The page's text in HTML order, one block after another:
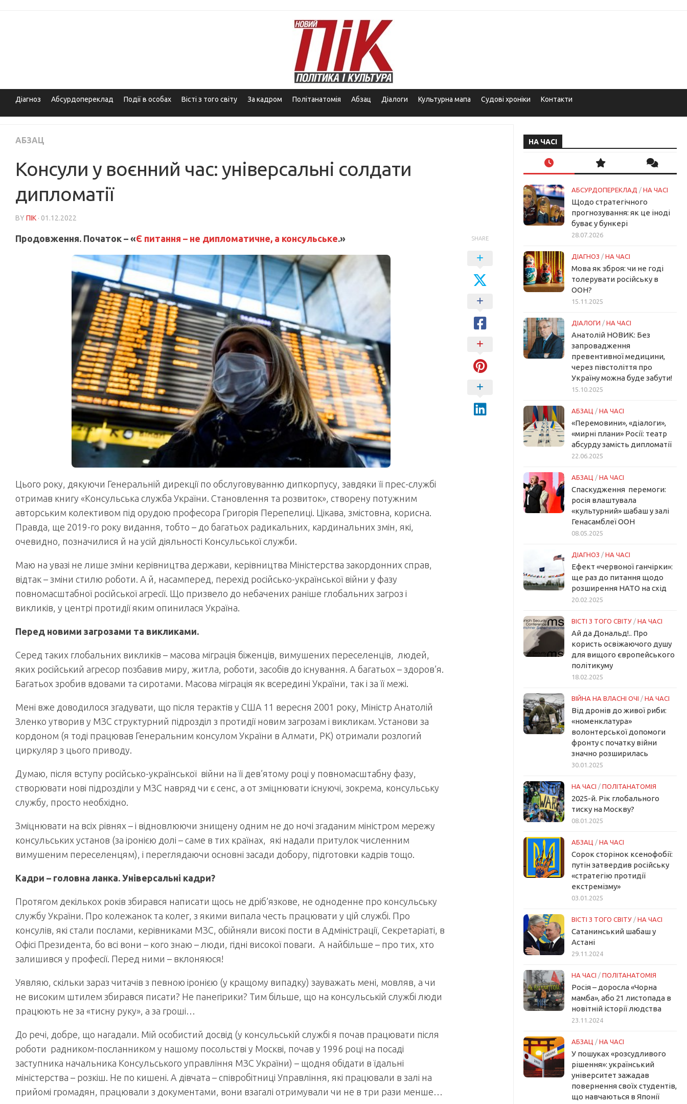
Діагноз Абсурдопереклад Події в особах Вісті з того світу За кадром Політанатомія Абзац Діалоги Культурна мапа Судові хроніки Контакти
АБЗАЦ
Консули у воєнний час: універсальні солдати
дипломатії
BY ПІК · 01.12.2022
Продовження. Початок – «Є питання – не дипломатичне, а консульське.»
Цього року, дякуючи Генеральній дирекції по обслуговуванню дипкорпусу, завдяки її прес-службі
отримав книгу «Консульська служба України. Становлення та розвиток», створену потужним
авторським колективом під орудою професора Григорія Перепелиці. Цікава, змістовна, корисна.
Правда, ще 2019-го року видання, тобто – до багатьох радикальних, кардинальних змін, які,
очевидно, позначилися й на усій діяльності Консульської служби.
Маю на увазі не лише зміни керівництва держави, керівництва Міністерства закордонних справ,
відтак – зміни стилю роботи. А й, насамперед, перехід російсько-української війни у фазу
повномасштабної російської агресії. Що призвело до небачених раніше глобальних загроз і
викликів, у центрі протидії яким опинилася Україна.
Перед новими загрозами та викликами.
Серед таких глобальних викликів – масова міграція біженців, вимушених переселенців, людей,
яких російський агресор позбавив миру, житла, роботи, засобів до існування. А багатьох – здоров’я.
Багатьох зробив вдовами та сиротами. Масова міграція як всередині України, так і за її межі.
Мені вже доводилося згадувати, що після терактів у США 11 вересня 2001 року, Міністр Анатолій
Зленко утворив у МЗС структурний підрозділ з протидії новим загрозам і викликам. Установи за
кордоном (я тоді працював Генеральним консулом України в Алмати, РК) отримали розлогий
циркуляр з цього приводу.
Думаю, після вступу російсько-української війни на її дев’ятому році у повномасштабну фазу,
створювати нові підрозділи у МЗС навряд чи є сенс, а от зміцнювати існуючі, зокрема, консульську
службу, просто необхідно.
Зміцнювати на всіх рівнях – і відновлюючи знищену одним не до ночі згаданим міністром мережу
консульських установ (за іронією долі – саме в тих країнах, які надали притулок численним
вимушеним переселенцям), і переглядаючи основні засади добору, підготовки кадрів тощо.
Кадри – головна ланка. Універсальні кадри?
Протягом декількох років збирався написати щось не дріб’язкове, не одноденне про консульську
службу України. Про колежанок та колег, з якими випала честь працювати у цій службі. Про
консулів, які стали послами, керівниками МЗС, обійняли високі пости в Адміністрації, Секретаріаті, в
Офісі Президента, бо всі вони – кого знаю – люди, гідні високої поваги. А найбільше – про тих, хто
залишився у професії. Перед ними – вклоняюся!
Уявляю, скільки зараз читачів з певною іронією (у кращому випадку) зауважать мені, мовляв, а чи
не високим штилем збирався писати? Не панегірики? Тим більше, що на консульській службі люди
працюють не за «тисну руку», а за гроші…
До речі, добре, що нагадали. Мій особистий досвід (у консульській службі я почав працювати після
роботи радником-посланником у нашому посольстві у Москві, почав у 1996 році на посаді
заступника начальника Консульського управління МЗС України) – щодня обідати в їдальні
міністерства – розкіш. Не по кишені. А дівчата – співробітниці Управління, які працювали в залі на
прийомі громадян, працювали з документами, вони взагалі отримували чи не в три рази менше…
SHARE
НА ЧАСІ
АБСУРДОПЕРЕКЛАД / НА ЧАСІ
Щодо стратегічного
прогнозування: як це іноді
буває у бункері
28.07.2026
ДІАГНОЗ / НА ЧАСІ
Мова як зброя: чи не годі
толерувати російську в
ООН?
15.11.2025
ДІАЛОГИ / НА ЧАСІ
Анатолій НОВИК: Без
запровадження
превентивної медицини,
через півстоліття про
Україну можна буде забути!
15.10.2025
АБЗАЦ / НА ЧАСІ
«Перемовини», «діалоги»,
«мирні плани» Росії: театр
абсурду замість дипломатії
22.06.2025
АБЗАЦ / НА ЧАСІ
Спаскудження перемоги:
росія влаштувала
«культурний» шабаш у залі
Генасамблеї ООН
08.05.2025
ДІАГНОЗ / НА ЧАСІ
Ефект «червоної ганчірки»:
ще раз до питання щодо
розширення НАТО на схід
20.02.2025
ВІСТІ З ТОГО СВІТУ / НА ЧАСІ
Ай да Дональд!.. Про
користь освіжаючого душу
для вищого європейського
політикуму
18.02.2025
ВІЙНА НА ВЛАСНІ ОЧІ / НА ЧАСІ
Від дронів до живої риби:
«номенклатура»
волонтерської допомоги
фронту с початку війни
значно розширилась
30.01.2025
НА ЧАСІ / ПОЛІТАНАТОМІЯ
2025-й. Рік глобального
тиску на Москву?
08.01.2025
АБЗАЦ / НА ЧАСІ
Сорок сторінок ксенофобії:
путін затвердив російську
«стратегію протидії
екстремізму»
03.01.2025
ВІСТІ З ТОГО СВІТУ / НА ЧАСІ
Сатанинський шабаш у
Астані
29.11.2024
НА ЧАСІ / ПОЛІТАНАТОМІЯ
Росія – доросла «Чорна
мамба», або 21 листопада в
новітній історії людства
23.11.2024
АБЗАЦ / НА ЧАСІ
У пошуках «розсудливого
рішення»: український
університет зажадав
повернення своїх студентів,
що навчаються в Японії